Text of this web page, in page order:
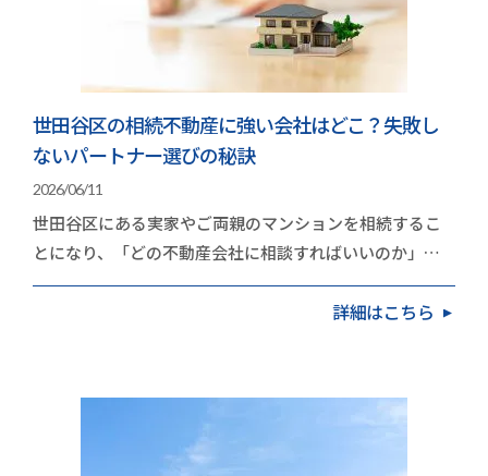
世田谷区の相続不動産に強い会社はどこ？失敗し
ないパートナー選びの秘訣
2026/06/11
世田谷区にある実家やご両親のマンションを相続するこ
とになり、「どの不動産会社に相談すればいいのか」と
立ち止まっていませんか。高く手放したいという思い…
詳細はこちら